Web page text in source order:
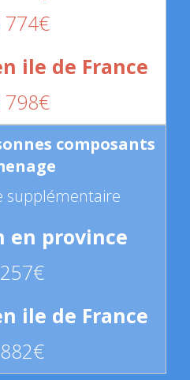
774€
798€
supplémentaire